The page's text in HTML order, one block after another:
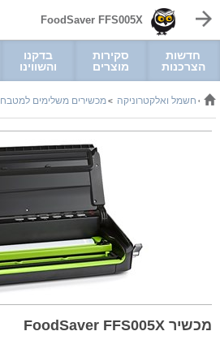
FoodSaver FFS005X
חדשות
הצרכנות
סקירות
מוצרים
בדקנו
והשווינו
> חשמל ואלקטרוניקה >מכשירים משלימים למטבח
מכשיר FoodSaver FFS005X